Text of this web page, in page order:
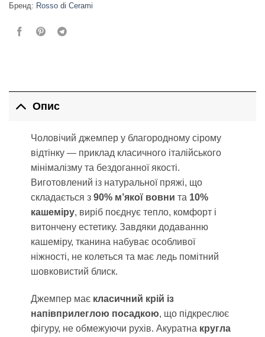
Бренд: Rosso di Cerami
Опис
Чоловічий джемпер у благородному сірому
відтінку — приклад класичного італійського
мінімалізму та бездоганної якості.
Виготовлений із натуральної пряжі, що
складається з 90% м’якої вовни та 10%
кашеміру, виріб поєднує тепло, комфорт і
витончену естетику. Завдяки додаванню
кашеміру, тканина набуває особливої
ніжності, не колеться та має ледь помітний
шовковистий блиск.
Джемпер має класичний крій із
напівприлеглою посадкою, що підкреслює
фігуру, не обмежуючи рухів. Акуратна кругла